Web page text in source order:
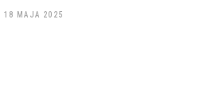
18 MAJA 2025